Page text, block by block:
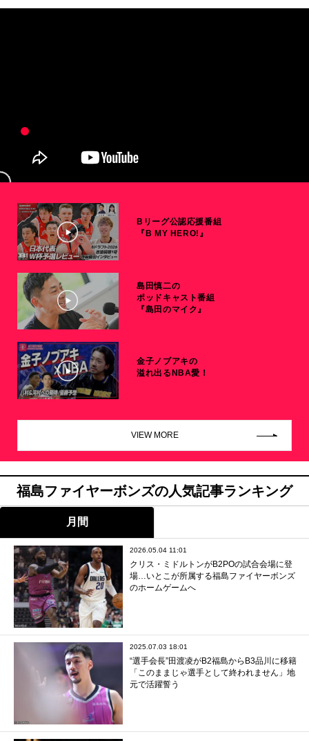
Bリーグ公認応援番組
『B MY HERO!』
島田慎二の
ポッドキャスト番組
『島田のマイク』
金子ノブアキの
溢れ出るNBA愛！
VIEW MORE
福島ファイヤーボンズの人気記事ランキング
月間
2026.05.04 11:01
クリス・ミドルトンがB2POの試合会場に登
場…いとこが所属する福島ファイヤーボンズ
のホームゲームへ
2025.07.03 18:01
“選手会長”田渡凌がB2福島からB3品川に移籍
「このままじゃ選手として終われません」地
元で活躍誓う